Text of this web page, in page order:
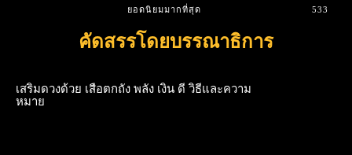
ยอดนิยมมากที่สุด
533
คัดสรรโดยบรรณาธิการ
เสริมดวงด้วย เสือตกถัง พลัง เงิน ดี วิธีและความ
หมาย